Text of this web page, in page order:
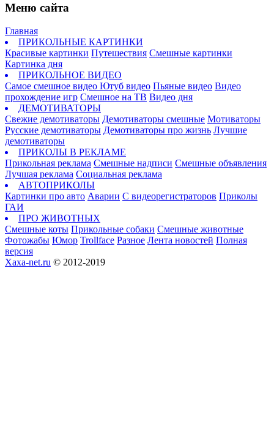
Меню сайта
Главная
ПРИКОЛЬНЫЕ КАРТИНКИ
Красивые картинки Путешествия Смешные картинки
Картинка дня
ПРИКОЛЬНОЕ ВИДЕО
Самое смешное видео Ютуб видео Пьяные видео Видео
прохождение игр Смешное на ТВ Видео дня
ДЕМОТИВАТОРЫ
Свежие демотиваторы Демотиваторы смешные Мотиваторы
Русские демотиваторы Демотиваторы про жизнь Лучшие
демотиваторы
ПРИКОЛЫ В РЕКЛАМЕ
Прикольная реклама Смешные надписи Смешные объявления
Лучшая реклама Социальная реклама
АВТОПРИКОЛЫ
Картинки про авто Аварии С видеорегистраторов Приколы
ГАИ
ПРО ЖИВОТНЫХ
Смешные коты Прикольные собаки Смешные животные
Фотожабы Юмор Trollface Разное Лента новостей Полная
версия
Xaxa-net.ru © 2012-2019